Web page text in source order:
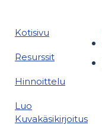
Kotisivu
Resurssit
Hinnoittelu
Luo
Kuvakäsikirjoitus